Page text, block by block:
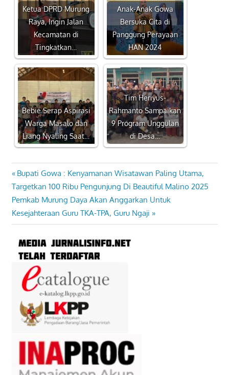
Ketua DPRD Murung
Raya, Ingin Jalan
Kecamatan di
Tingkatkan…
Anak-Anak Gowa
Bersuka Cita di
Panggung Perayaan
HAN 2024
Bebie Serap Aspirasi
Warga Masalo dan
Liang Nyaling Saat…
Tim Heriyus-
Rahmanto Sampaikan
9 Program Unggulan
di Desa…
Navigasi
pos
Previous
Post:
Bupati Gowa : Kenyamanan Wisatawan Paling Utama,
Targetkan 100 Ribu Pengunjung Di Beautiful Malino 2025
Next
Post:
Pemkab Murung Daya Akan Anggarkan Untuk
Kesejahteraan Guru TKA-TPA, Guru Ngaji